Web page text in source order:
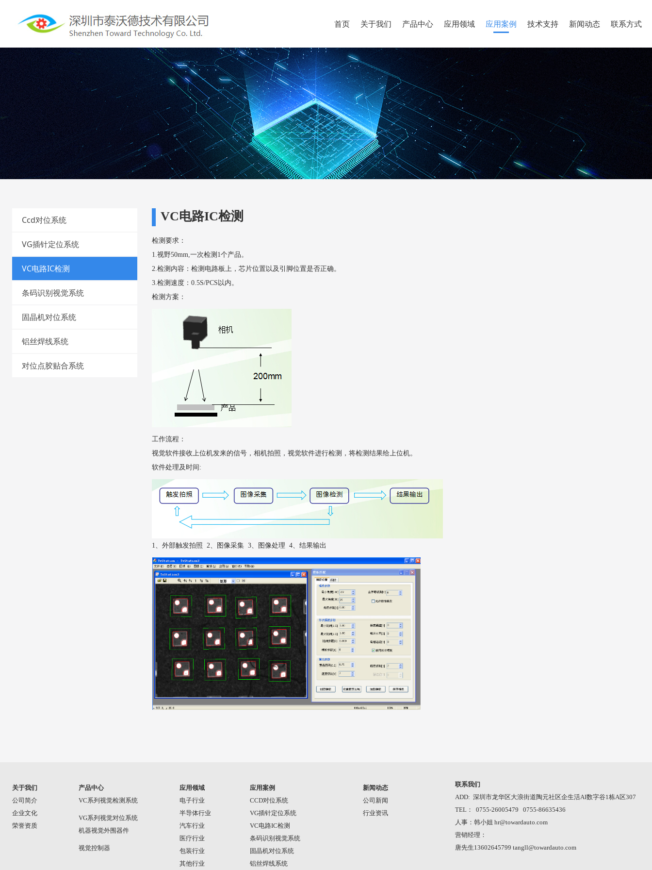
首页 关于我们 产品中心 应用领域 应用案例 技术支持 新闻动态 联系方式
Ccd对位系统
VG插针定位系统
VC电路IC检测
条码识别视觉系统
固晶机对位系统
铝丝焊线系统
对位点胶贴合系统
VC电路IC检测
检测要求：
1.视野50mm,一次检测 1个产品。
2.检测内容：检测电路板上，芯片位置以及引脚位置是否正确。
3.检测速度： 0.5S/PCS 以内。
检测方案：
工作流程：
视觉软件接收上位机发来的信号，相机拍照，视觉软件进行检测，将检测结果给上位机。
软件处理及时间 :
1、外部触发拍照 2、图像采集 3、图像处理 4、结果输出
关于我们
公司简介
企业文化
荣誉资质
产品中心
VC系列视觉检测系统
VG系列视觉对位系统
机器视觉外围器件
视觉控制器
应用领域
电子行业
半导体行业
汽车行业
医疗行业
包装行业
其他行业
应用案例
CCD对位系统
VG插针定位系统
VC电路IC检测
条码识别视觉系统
固晶机对位系统
铝丝焊线系统
新闻动态
公司新闻
行业资讯
联系我们
ADD: 深圳市龙华区大浪街道陶元社区企生活AI数字谷1栋A区307
TEL： 0755-26005479 0755-86635436
人事：韩小姐 hr@towardauto.com
营销经理：
唐先生13602645799 tangll@towardauto.com